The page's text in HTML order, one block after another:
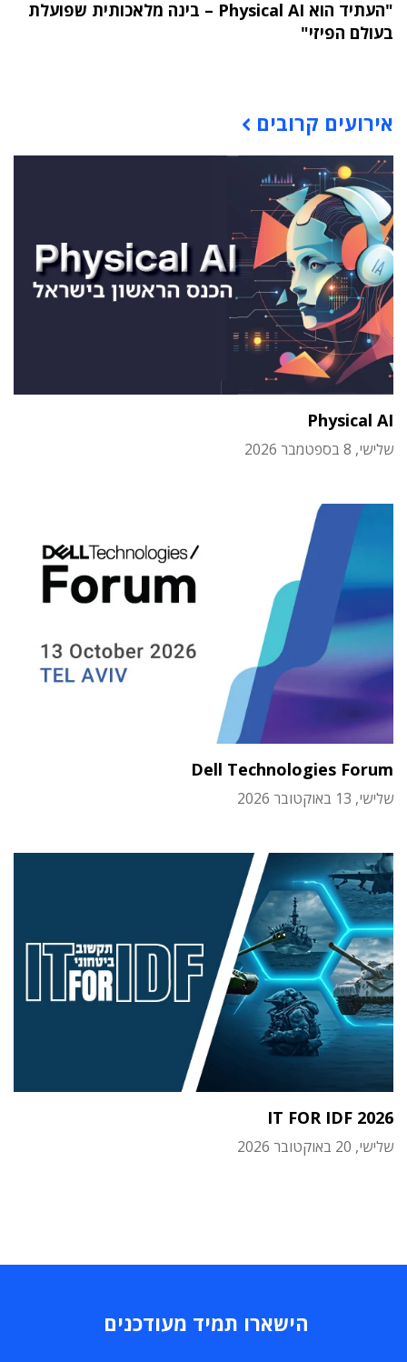
"העתיד הוא Physical AI – בינה מלאכותית שפועלת
בעולם הפיזי"
אירועים קרובים
Physical AI
שלישי, 8 בספטמבר 2026
Dell Technologies Forum
שלישי, 13 באוקטובר 2026
IT FOR IDF 2026
שלישי, 20 באוקטובר 2026
הישארו תמיד מעודכנים